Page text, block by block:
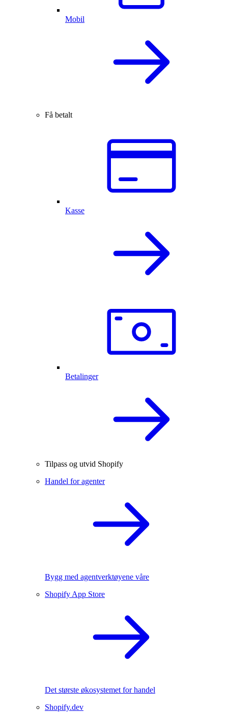
Mobil
Få betalt
Kasse
Betalinger
Tilpass og utvid Shopify
Handel for agenter
Bygg med agentverktøyene våre
Shopify App Store
Det største økosystemet for handel
Shopify.dev